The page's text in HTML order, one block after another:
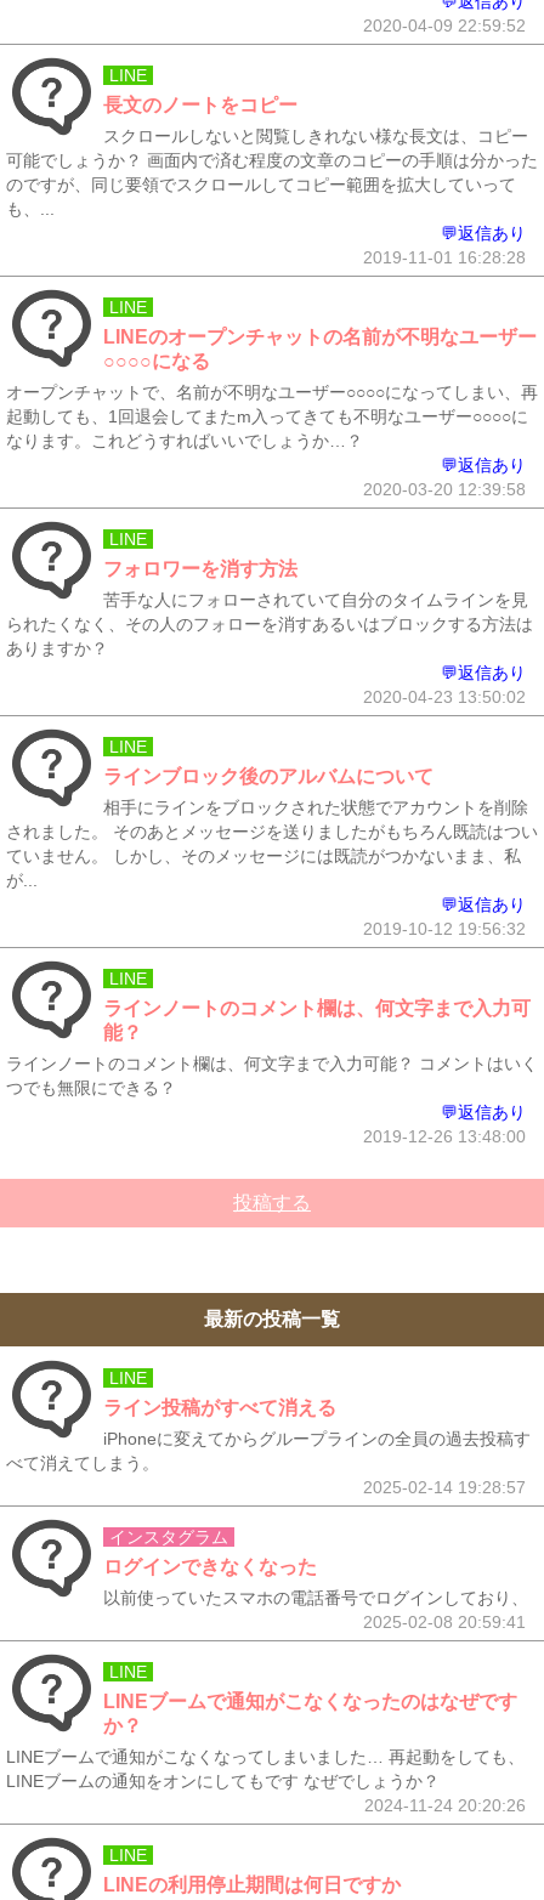
2020-04-09 22:59:52
LINE
長文のノートをコピー
スクロールしないと閲覧しきれない様な長文は、コピー
可能でしょうか？ 画面内で済む程度の文章のコピーの手順は分かった
のですが、同じ要領でスクロールしてコピー範囲を拡大していって
も、...
💬返信あり
2019-11-01 16:28:28
LINE
LINEのオープンチャットの名前が不明なユーザー
○○○○になる
オープンチャットで、名前が不明なユーザー○○○○になってしまい、再
起動しても、1回退会してまたm入ってきても不明なユーザー○○○○に
なります。これどうすればいいでしょうか…？
💬返信あり
2020-03-20 12:39:58
LINE
フォロワーを消す方法
苦手な人にフォローされていて自分のタイムラインを見
られたくなく、その人のフォローを消すあるいはブロックする方法は
ありますか？
💬返信あり
2020-04-23 13:50:02
LINE
ラインブロック後のアルバムについて
相手にラインをブロックされた状態でアカウントを削除
されました。 そのあとメッセージを送りましたがもちろん既読はつい
ていません。 しかし、そのメッセージには既読がつかないまま、私
が...
💬返信あり
2019-10-12 19:56:32
LINE
ラインノートのコメント欄は、何文字まで入力可
能？
ラインノートのコメント欄は、何文字まで入力可能？ コメントはいく
つでも無限にできる？
💬返信あり
2019-12-26 13:48:00
投稿する
最新の投稿一覧
LINE
ライン投稿がすべて消える
iPhoneに変えてからグループラインの全員の過去投稿す
べて消えてしまう。
2025-02-14 19:28:57
インスタグラム
ログインできなくなった
以前使っていたスマホの電話番号でログインしており、
2025-02-08 20:59:41
LINE
LINEブームで通知がこなくなったのはなぜです
か？
LINEブームで通知がこなくなってしまいました… 再起動をしても、
LINEブームの通知をオンにしてもです なぜでしょうか？
2024-11-24 20:20:26
LINE
LINEの利用停止期間は何日ですか